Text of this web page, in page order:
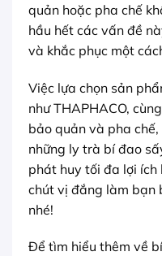
quản hoặc pha chế
hầu hết các vấn đề
và khắc phục một
Việc lựa chọn sản
như THAPHACO,
bảo quản và pha
những ly trà bí đao
phát huy tối đa lợi ích
chút vị đắng làm bạn
nhé!
Để tìm hiểu thêm về